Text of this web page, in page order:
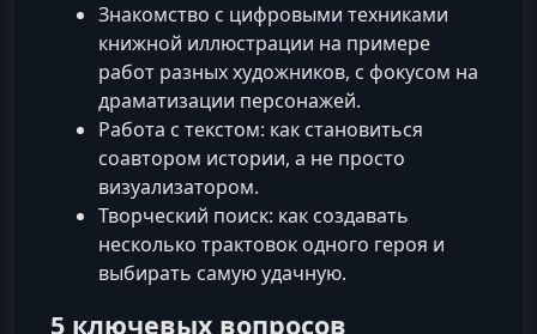
Знакомство с цифровыми техниками
книжной иллюстрации на примере
работ разных художников, с фокусом на
драматизации персонажей.
Работа с текстом: как становиться
соавтором истории, а не просто
визуализатором.
Творческий поиск: как создавать
несколько трактовок одного героя и
выбирать самую удачную.
5 ключевых вопросов